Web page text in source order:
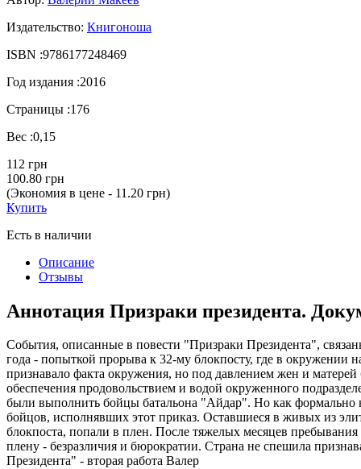
Издательство: Книгоноша
ISBN :9786177248469
Год издания :2016
Страницы :176
Вес :0,15
112 грн
100.80 грн
(Экономия в цене - 11.20 грн)
Купить
Есть в наличии
Описание
Отзывы
Аннотация Призраки президента.
События, описанные в повести "Призраки Президента",
года - попыткой прорыва к 32-му блокпосту, где в окружении
признавало факта окружения, но под давлением жен и
обеспечения продовольствием и водой окруженного
были выполнить бойцы батальона "Айдар". Но как формально
бойцов, исполнявших этот приказ. Оставшиеся в живых из
блокпоста, попали в плен. После тяжелых месяцев пребывания
плену - безразличия и бюрократии. Страна не спешила
Президента" - вторая работа Валер